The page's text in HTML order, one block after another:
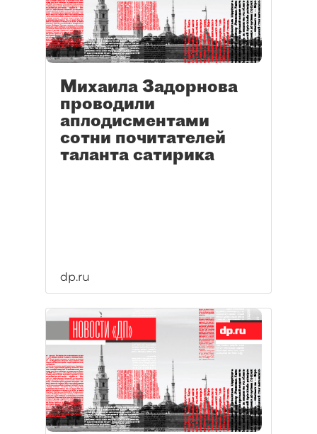
Михаила Задорнова
проводили
аплодисментами
сотни почитателей
таланта сатирика
dp.ru